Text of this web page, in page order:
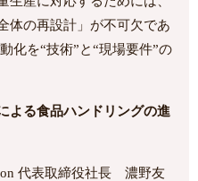
体の再設計」が不可欠であ
化を“技術”と“現場要件”の
よる食品ハンドリングの進
代表取締役社長 濃野友